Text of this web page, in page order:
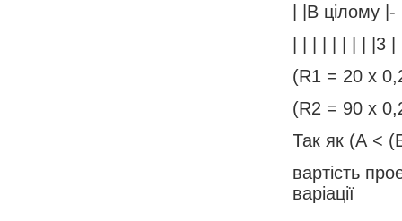
| |В цілому
| | | | | | | | |3 |
(R1 = 20 х
(R2 = 90 х
Так як (А <
вартість
варіації